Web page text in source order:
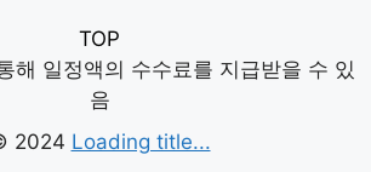
TOP
해 일정액의 수수료를 지급받을 수 있
음
2024 Loading title...